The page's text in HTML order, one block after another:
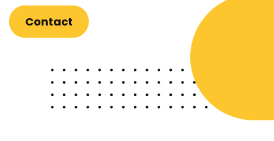
Contact